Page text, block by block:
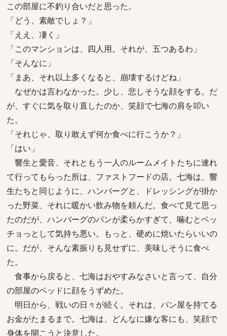
この部屋に不釣り合いだと思った。
「どう、素敵でしょ？」
「ええ、凄く」
「このマンションは、四人用。それが、五つあるわ」
「そんなに」
「まあ、それ以上多くなると、崩壊するけどね」
なぜかは言わなかった。少し、悲しそうな顔をする。だ
が、すぐに気を取り直したのか、笑顔で七海の肩を叩い
た。
「それじゃ、取り敢えず何か食べに行こうか？」
「はい」
響生と愛音、それともう一人のルームメイトたちに連れ
て行ってもらった所は、ファストフードの店。七海は、響
生たちと同じように、ハンバーグと、ドレッシングが掛か
った野菜、それに暖かい飲み物を頼んだ。食べて見て思っ
たのだが、ハンバーグのパンが柔らかすぎて、噛むとベッ
チョっとして気持ち悪い。もっと、硬めに焼いたらいいの
に。だが、そんな素振りも見せずに、美味しそうに食べ
た。
食事から戻ると、七海はおやすみなさいと言って、自分
の部屋のベッドに顔をうずめた。
明日から、戦いの日々が続く。それは、パン屋を持てる
お金がたまるまで。七海は、どんなに嫌な客にも、笑顔で
身体を開こうと決意した。